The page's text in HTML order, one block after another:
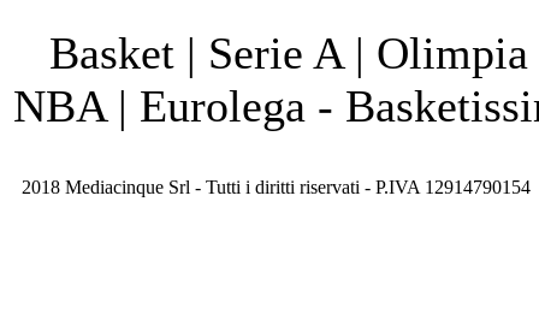
Basket | Serie A |
NBA | Eurolega -
2018 Mediacinque Srl - Tutti i diritti riservati - P.IVA 12914790154